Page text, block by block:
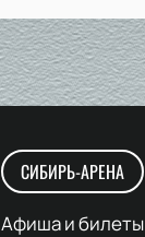
СИБИРЬ-АРЕНА
Афиша и билеты